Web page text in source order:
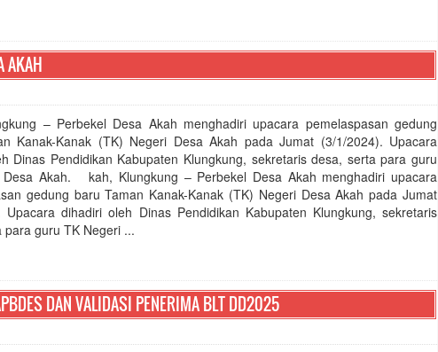
AKAH
– Perbekel Desa Akah menghadiri upacara pemelaspasan gedung
Kanak-Kanak (TK) Negeri Desa Akah pada Jumat (3/1/2024). Upacara
Dinas Pendidikan Kabupaten Klungkung, sekretaris desa, serta para guru
Akah. kah, Klungkung – Perbekel Desa Akah menghadiri upacara
gedung baru Taman Kanak-Kanak (TK) Negeri Desa Akah pada Jumat
Upacara dihadiri oleh Dinas Pendidikan Kabupaten Klungkung, sekretaris
para guru TK Negeri ...
DAN VALIDASI PENERIMA BLT DD2025